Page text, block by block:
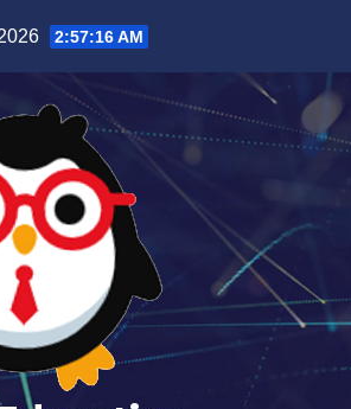
2:57:18 AM